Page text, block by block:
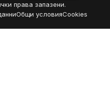
права запазени.
Общи условияCookies